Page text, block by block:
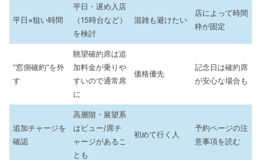
平日×狙い時間
平日・遅め入店
（15時台など）
を検討
混雑も避けたい
店によって時間
枠が固定
“窓側確約”を外
す
眺望確約席は追
加料金が乗りや
すいので通常席
に
価格優先
記念日は確約席
が安心な場合も
追加チャージを
確認
高層階・展望系
はビュー/席チ
ャージがあるこ
とも
初めて行く人
予約ページの注
意事項を読む